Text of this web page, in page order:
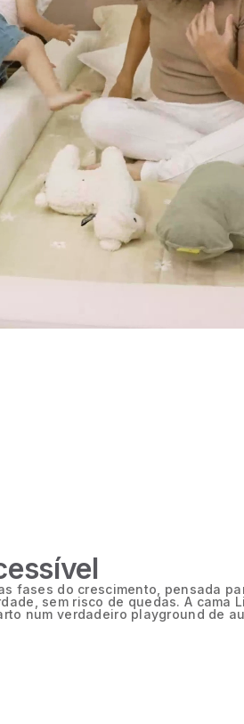
fases do crescimento, pensada
sem risco de quedas. A cama
num verdadeiro playground de